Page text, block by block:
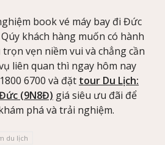
book vé máy bay đi Đức
khách hàng muốn có hành
trọn vẹn niềm vui và chẳng cần
liên quan thì ngay hôm nay
6700 và đặt tour Du Lịch:
(9N8Đ) giá siêu ưu đãi để
phá và trải nghiệm.
du lịch